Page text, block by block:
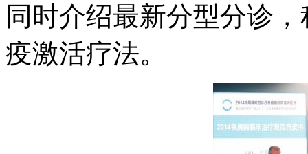
同时介绍最新分型分诊
疫激活疗法。